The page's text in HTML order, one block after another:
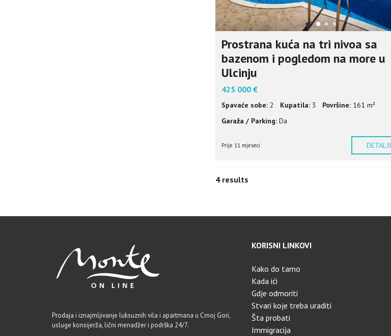
Prostrana kuća na tri nivoa sa
bazenom i pogledom na more u
Ulcinju
425 000 €
Spavaće sobe: 2 Kupatila: 3 Površine: 161 m²
Garaža / Parking: Da
Prije 11 mjeseci DETALJI
4 results
Prodaja i iznajmljivanje luksuznih vila i apartmana u Crnoj Gori,
usluge konsijerža, lični menadžer i podrška 24/7.
KORISNI LINKOVI
Kako do tamo
Kada ići
Gdje odmoriti
Stvari koje treba uraditi
Šta probati
Immigracija